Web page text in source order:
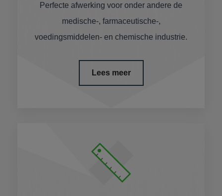
Perfecte afwerking voor onder andere de
medische-, farmaceutische-,
voedingsmiddelen- en chemische industrie.
Lees meer